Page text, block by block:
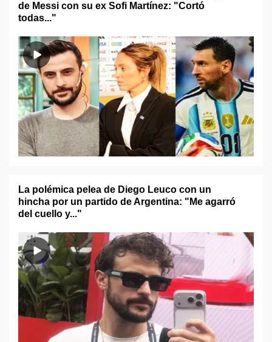
de Messi con su ex Sofi Martínez: "Cortó
todas..."
La polémica pelea de Diego Leuco con un
hincha por un partido de Argentina: "Me agarró
del cuello y..."